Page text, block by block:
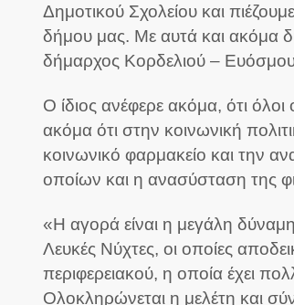
Δημοτικού Σχολείου και
δήμου μας. Με αυτά και ακόμα
δήμαρχος Κορδελιού –
Ο ίδιος ανέφερε ακόμα, ότι
ακόμα ότι στην κοινωνική
κοινωνικό φαρμακείο και την
οποίων και η ανασύσταση της
«Η αγορά είναι η μεγάλη
Λευκές Νύχτες, οι οποίες
περιφερειακού, η οποία έχει
Ολοκληρώνεται η μελέτη και